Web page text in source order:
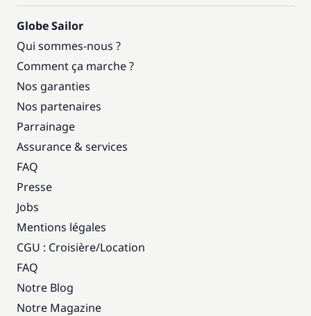
Globe Sailor
Qui sommes-nous ?
Comment ça marche ?
Nos garanties
Nos partenaires
Parrainage
Assurance & services
FAQ
Presse
Jobs
Mentions légales
CGU : Croisière/Location
FAQ
Notre Blog
Notre Magazine